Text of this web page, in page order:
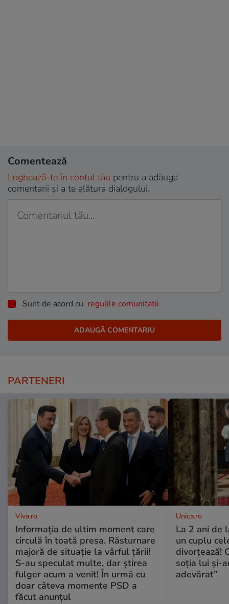
Comentează
Loghează-te în contul tău pentru a adăuga
comentarii și a te alătura dialogului.
Sunt de acord cu regulile comunitatii
PARTENERI
Viva.ro
Informația de ultim moment care
circulă în toată presa. Răsturnare
majoră de situație la vârful țării!
S-au speculat multe, dar știrea
fulger acum a venit! În urmă cu
doar câteva momente PSD a
făcut anunțul
Unica.ro
La 2 ani de
un cuplu
divorțează!
soția lui și-
adevărat”